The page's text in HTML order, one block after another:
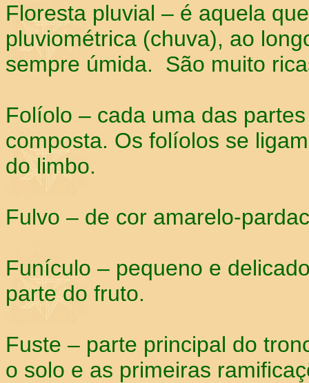
Floresta pluvial – é aquela
pluviométrica (chuva), ao
sempre úmida. São muito
Folíolo – cada uma das
composta. Os folíolos se
do limbo.
Fulvo – de cor amarelo-
Funículo – pequeno e
parte do fruto.
Fuste – parte principal do
o solo e as primeiras